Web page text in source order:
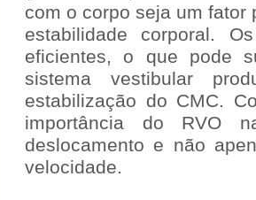
com o corpo seja um
estabilidade corporal.
eficientes, o que pode
sistema vestibular
estabilização do CMC.
importância do RVO
deslocamento e não
velocidade.